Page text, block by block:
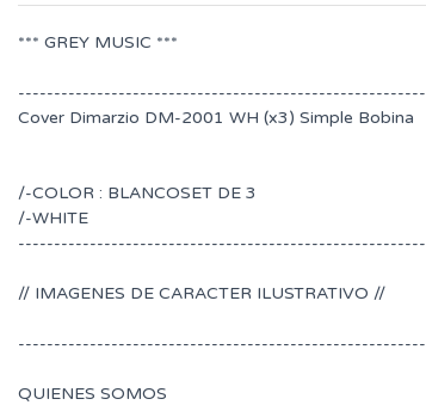
*** GREY MUSIC ***
---------------------------------------------------------
Cover Dimarzio DM-2001 WH (x3) Simple Bobina
/-COLOR : BLANCOSET DE 3
/-WHITE
---------------------------------------------------------
// IMAGENES DE CARACTER ILUSTRATIVO //
---------------------------------------------------------
QUIENES SOMOS